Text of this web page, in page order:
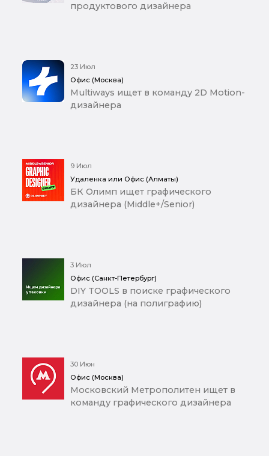
продуктового дизайнера
23 Июл
Офис (Москва)
Multiways ищет в команду 2D Motion-
дизайнера
9 Июл
Удаленка или Офис (Алматы)
БК Олимп ищет графического
дизайнера (Middle+/Senior)
3 Июл
Офис (Санкт-Петербург)
DIY TOOLS в поиске графического
дизайнера (на полиграфию)
30 Июн
Офис (Москва)
Московский Метрополитен ищет в
команду графического дизайнера